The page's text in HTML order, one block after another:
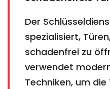
Der
spezialisiert,
schadenfrei zu
verwendet
Techniken, um